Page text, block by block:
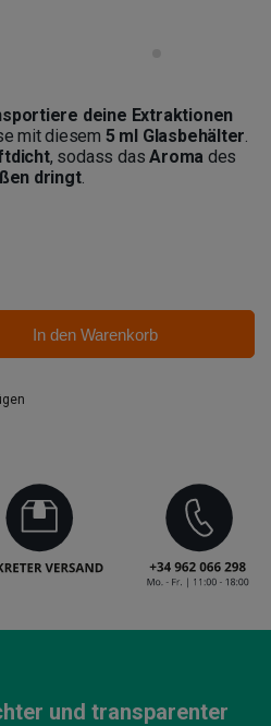
deine Extraktionen
mit diesem 5 ml Glasbehälter.
, sodass dasAroma des
dringt.
In den Warenkorb
und transparenter